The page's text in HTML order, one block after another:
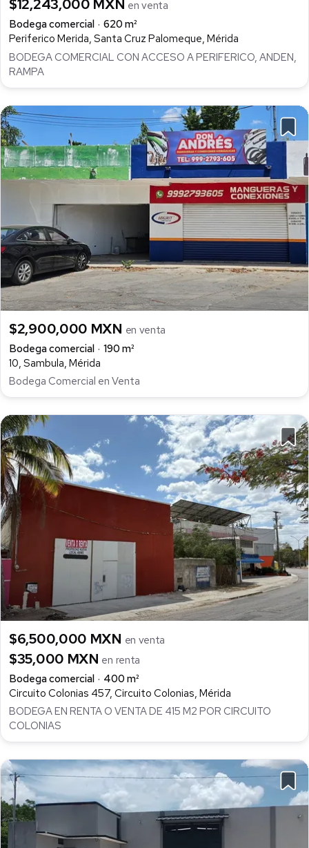
$12,243,000 MXN en venta
Bodega comercial
620 m²
Periferico Merida, Santa Cruz Palomeque, Mérida
BODEGA COMERCIAL CON ACCESO A PERIFERICO, ANDEN,
RAMPA
$2,900,000 MXN en venta
Bodega comercial
190 m²
10, Sambula, Mérida
Bodega Comercial en Venta
$6,500,000 MXN en venta
$35,000 MXN en renta
Bodega comercial
400 m²
Circuito Colonias 457, Circuito Colonias, Mérida
BODEGA EN RENTA O VENTA DE 415 M2 POR CIRCUITO
COLONIAS